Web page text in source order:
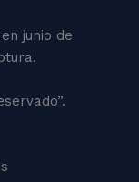
junio de